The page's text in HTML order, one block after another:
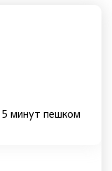
5 минут пешком